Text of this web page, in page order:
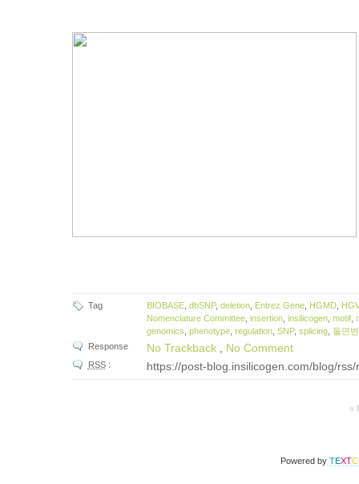
Tag BIOBASE ,dbSNP,deletion Entrez Gene HGMD
Nomenclature Committee ,insertion ,insilicogen ,motif ,
genomics ,phenotype ,regulation ,SNP,splicing 돌연
Response
No Trackback No Comment
RSS: https://post-blog.insilicogen.com/blog/
«
Powered by TEXTC